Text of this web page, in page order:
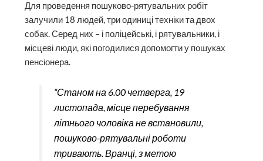
Для проведення пошуково-рятувальних робіт
залучили 18 людей, три одиниці техніки та двох
собак. Серед них – і поліцейські, і рятувальники, і
місцеві люди, які погодилися допомогти у пошуках
пенсіонера.
“Станом на 6.00 четверга, 19
листопада, місце перебування
літнього чоловіка не встановили,
пошуково-рятувальні роботи
тривають. Вранці, з метою